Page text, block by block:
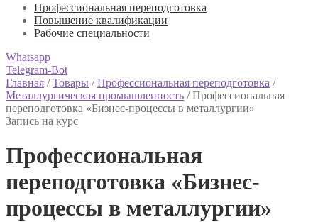
Профессиональная переподготовка
Повышение квалификации
Рабочие специальности
Whatsapp
Telegram-Bot
Главная /Товары /Профессиональная переподготовка /
Металлургическая промышленность /Профессиональная
переподготовка «Бизнес-процессы в металлургии»
Запись на курс
Профессиональная
переподготовка «Бизнес-
процессы в металлургии»